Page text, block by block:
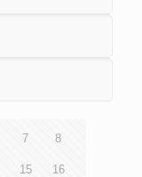
7 8
15 16